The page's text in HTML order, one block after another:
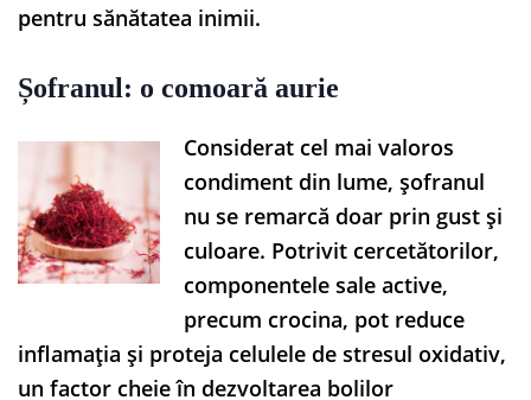
pentru sănătatea inimii.
Șofranul: o comoară aurie
Considerat cel mai valoros
condiment din lume, șofranul
nu se remarcă doar prin gust și
culoare. Potrivit cercetătorilor,
componentele sale active,
precum crocina, pot reduce
inflamația și proteja celulele de stresul oxidativ,
un factor cheie în dezvoltarea bolilor